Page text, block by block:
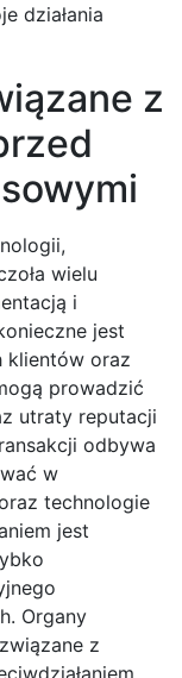
działania
z
wielu
i
jest
klientów oraz
prowadzić
utraty reputacji
odbywa
w
technologie
jest
Organy
z